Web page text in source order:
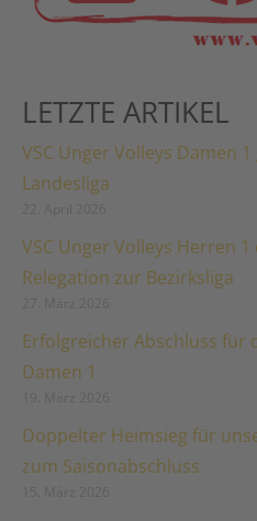
LETZTE ARTIKEL
VSC Unger Volleys Damen
Landesliga
VSC Unger Volleys Herren
Relegation zur Bezirksliga
Erfolgreicher Abschluss für
Damen 1
Doppelter Heimsieg für
zum Saisonabschluss